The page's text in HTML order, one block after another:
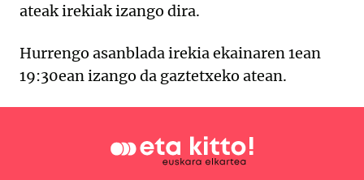
ateak irekiak izango dira.
Hurrengo asanblada irekia ekainaren 1ean
19:30ean izango da gaztetxeko atean.